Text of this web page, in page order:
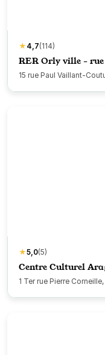
★ 4,7(114)
RER Orly ville -
15 rue Paul Vaillant-
★5,0(5)
Centre Culturel
Corneille - Orly
1 Ter rue Pierre